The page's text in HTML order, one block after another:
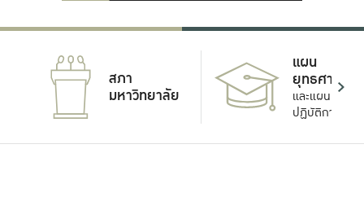
สภา
มหาวิทยาลัย
แผน
ยุทธศาสตร์
และแผน
ปฏิบัติการ